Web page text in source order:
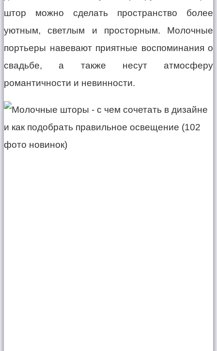
штор можно сделать пространство более
уютным, светлым и просторным. Молочные
портьеры навевают приятные воспоминания о
свадьбе, а также несут атмосферу
романтичности и невинности.